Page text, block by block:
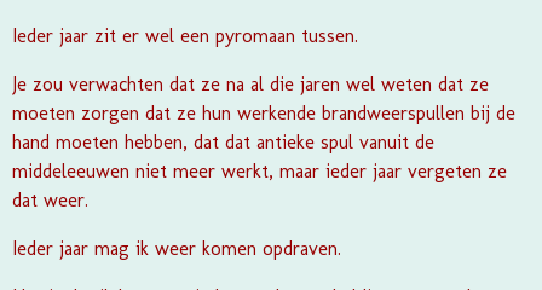
Ieder jaar zit er wel een pyromaan tussen.
Je zou verwachten dat ze na al die jaren wel weten dat ze
moeten zorgen dat ze hun werkende brandweerspullen bij de
hand moeten hebben, dat dat antieke spul vanuit de
middeleeuwen niet meer werkt, maar ieder jaar vergeten ze
dat weer.
Ieder jaar mag ik weer komen opdraven.